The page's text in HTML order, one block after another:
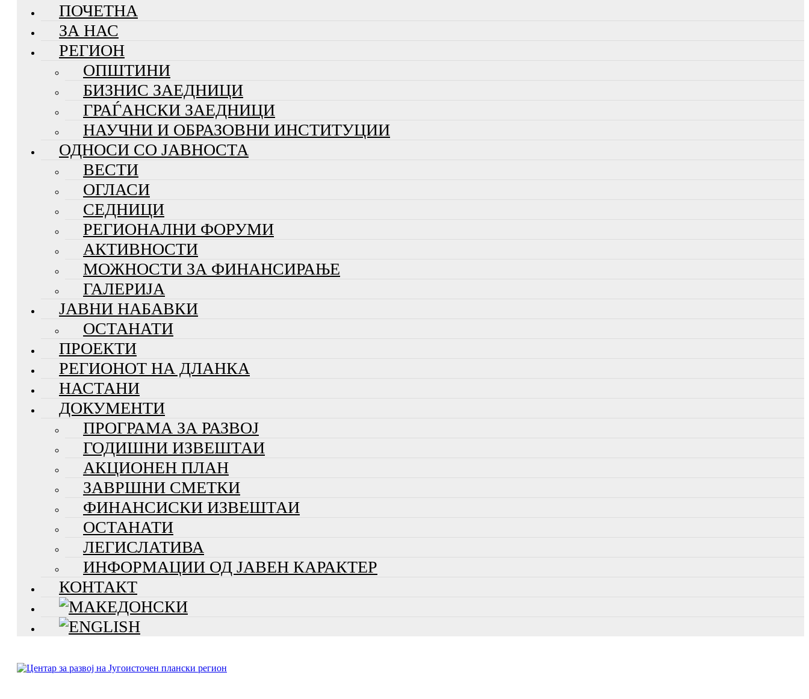
ПОЧЕТНА
ЗА НАС
РЕГИОН
ОПШТИНИ
БИЗНИС ЗАЕДНИЦИ
ГРАЃАНСКИ ЗАЕДНИЦИ
НАУЧНИ И ОБРАЗОВНИ ИНСТИТУЦИИ
ОДНОСИ СО ЈАВНОСТА
ВЕСТИ
ОГЛАСИ
СЕДНИЦИ
РЕГИОНАЛНИ ФОРУМИ
АКТИВНОСТИ
МОЖНОСТИ ЗА ФИНАНСИРАЊЕ
ГАЛЕРИЈА
ЈАВНИ НАБАВКИ
ОСТАНАТИ
ПРОЕКТИ
РЕГИОНОТ НА ДЛАНКА
НАСТАНИ
ДОКУМЕНТИ
ПРОГРАМА ЗА РАЗВОЈ
ГОДИШНИ ИЗВЕШТАИ
АКЦИОНЕН ПЛАН
ЗАВРШНИ СМЕТКИ
ФИНАНСИСКИ ИЗВЕШТАИ
ОСТАНАТИ
ЛЕГИСЛАТИВА
ИНФОРМАЦИИ ОД ЈАВЕН КАРАКТЕР
КОНТАКТ